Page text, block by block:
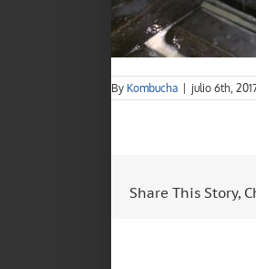
By Kombucha julio 6th,
Share This Story,